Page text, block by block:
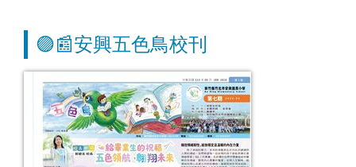
🟣📰安興五色鳥校刊